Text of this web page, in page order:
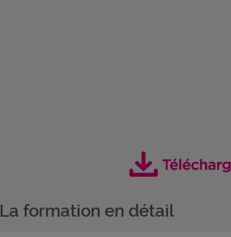
La formation en détail